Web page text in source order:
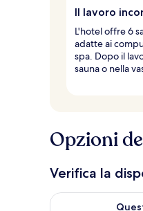
Il lavoro
L'hotel offre 6
adatte ai
spa. Dopo il
sauna o nella
Opzioni
Verifica la
Verifica la